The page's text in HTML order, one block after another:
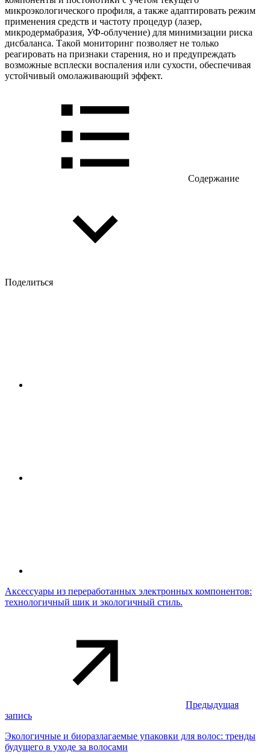
микроэкологического профиля, а также адаптировать режим
применения средств и частоту процедур (лазер,
микродермабразия, УФ-облучение) для минимизации риска
дисбаланса. Такой мониторинг позволяет не только
реагировать на признаки старения, но и предупреждать
возможные всплески воспаления или сухости, обеспечивая
устойчивый омолаживающий эффект.
Содержание
Поделиться
Аксессуары из переработанных электронных компонентов:
технологичный шик и экологичный стиль.
Предыдущая
запись
Экологичные и биоразлагаемые упаковки для волос: тренды
будущего в уходе за волосами